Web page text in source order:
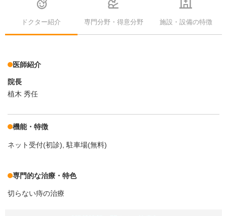
ドクター紹介 専門分野・得意分野 施設・設備の特徴
医師紹介
院長
植木 秀任
機能・特徴
ネット受付(初診) 駐車場(無料)
専門的な治療・特色
切らない痔の治療